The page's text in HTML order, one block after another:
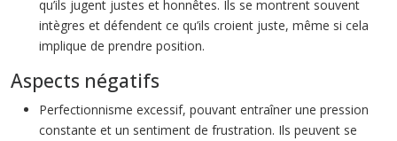
qu’ils jugent justes et honnêtes. Ils se montrent souvent
intègres et défendent ce qu’ils croient juste, même si cela
implique de prendre position.
Aspects négatifs
Perfectionnisme excessif, pouvant entraîner une pression
constante et un sentiment de frustration. Ils peuvent se